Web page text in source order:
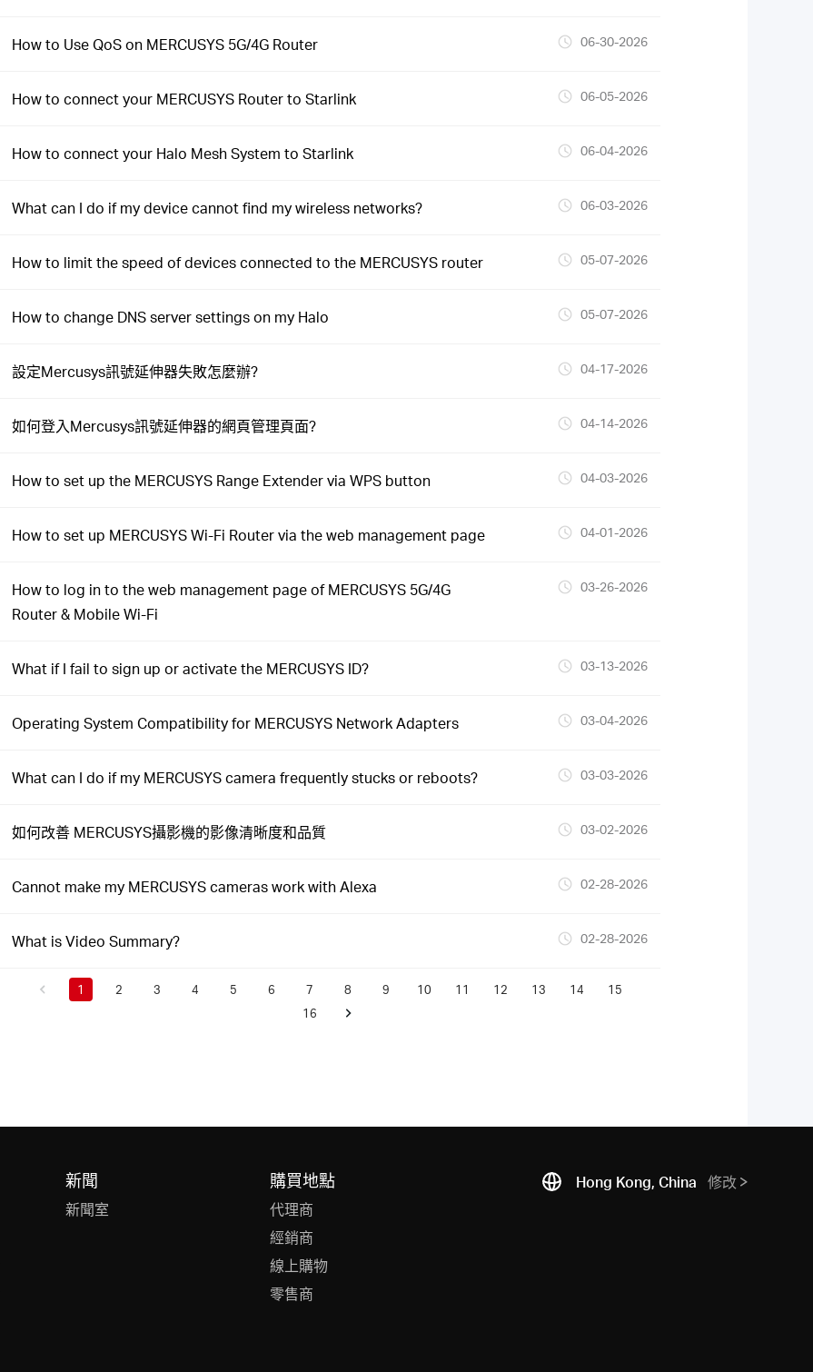
How to Use QoS on MERCUSYS 5G/4G Router 06-30-2026
How to connect your MERCUSYS Router to Starlink 06-05-2026
How to connect your Halo Mesh System to Starlink 06-04-2026
What can I do if my device cannot find my wireless networks? 06-03-2026
How to limit the speed of devices connected to the MERCUSYS router 05-07-2026
How to change DNS server settings on my Halo 05-07-2026
設定Mercusys訊號延伸器失敗怎麼辦? 04-17-2026
如何登入Mercusys訊號延伸器的網頁管理頁面? 04-14-2026
How to set up the MERCUSYS Range Extender via WPS button 04-03-2026
How to set up MERCUSYS Wi-Fi Router via the web management page 04-01-2026
How to log in to the web management page of MERCUSYS 5G/4G
Router & Mobile Wi-Fi
03-26-2026
What if I fail to sign up or activate the MERCUSYS ID? 03-13-2026
Operating System Compatibility for MERCUSYS Network Adapters 03-04-2026
What can I do if my MERCUSYS camera frequently stucks or reboots? 03-03-2026
如何改善 MERCUSYS攝影機的影像清晰度和品質 03-02-2026
Cannot make my MERCUSYS cameras work with Alexa 02-28-2026
What is Video Summary? 02-28-2026
1 2 3 4 5 6 7 8 9 10 11 12 13 14
15
16
新聞
新聞室
購買地點
代理商
經銷商
線上購物
零售商
Hong Kong, China 修改